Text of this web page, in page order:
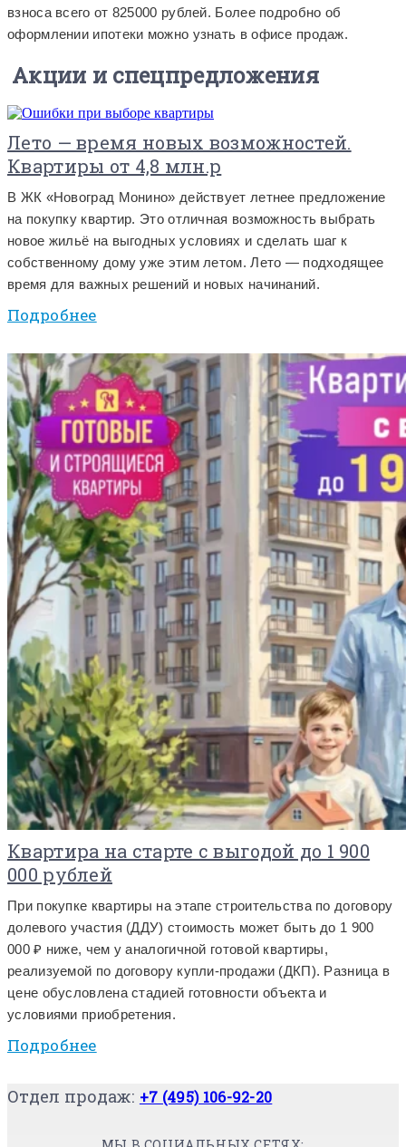
взноса всего от 825000 рублей. Более подробно об
оформлении ипотеки можно узнать в офисе продаж.
Акции и спецпредложения
Лето — время новых возможностей.
Квартиры от 4,8 млн.р
В ЖК «Новоград Монино» действует летнее предложение
на покупку квартир. Это отличная возможность выбрать
новое жильё на выгодных условиях и сделать шаг к
собственному дому уже этим летом. Лето — подходящее
время для важных решений и новых начинаний.
Подробнее
Квартира на старте с выгодой до 1 900
000 рублей
При покупке квартиры на этапе строительства по договору
долевого участия (ДДУ) стоимость может быть до 1 900
000 ₽ ниже, чем у аналогичной готовой квартиры,
реализуемой по договору купли-продажи (ДКП). Разница в
цене обусловлена стадией готовности объекта и
условиями приобретения.
Подробнее
Отдел продаж: +7 (495) 106-92-20